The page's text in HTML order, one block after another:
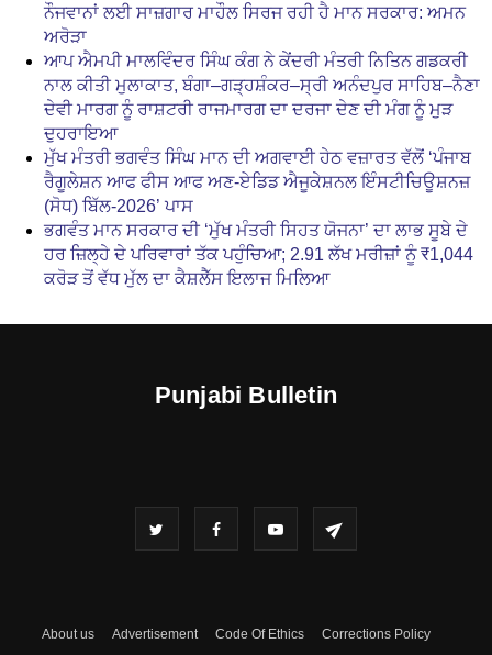
ਨੌਜਵਾਨਾਂ ਲਈ ਸਾਜ਼ਗਾਰ ਮਾਹੌਲ ਸਿਰਜ ਰਹੀ ਹੈ ਮਾਨ ਸਰਕਾਰ: ਅਮਨ
ਅਰੋੜਾ
ਆਪ ਐਮਪੀ ਮਾਲਵਿੰਦਰ ਸਿੰਘ ਕੰਗ ਨੇ ਕੇਂਦਰੀ ਮੰਤਰੀ ਨਿਤਿਨ ਗਡਕਰੀ
ਨਾਲ ਕੀਤੀ ਮੁਲਾਕਾਤ, ਬੰਗਾ–ਗੜ੍ਹਸ਼ੰਕਰ–ਸ੍ਰੀ ਅਨੰਦਪੁਰ ਸਾਹਿਬ–ਨੈਣਾ
ਦੇਵੀ ਮਾਰਗ ਨੂੰ ਰਾਸ਼ਟਰੀ ਰਾਜਮਾਰਗ ਦਾ ਦਰਜਾ ਦੇਣ ਦੀ ਮੰਗ ਨੂੰ ਮੁੜ
ਦੁਹਰਾਇਆ
ਮੁੱਖ ਮੰਤਰੀ ਭਗਵੰਤ ਸਿੰਘ ਮਾਨ ਦੀ ਅਗਵਾਈ ਹੇਠ ਵਜ਼ਾਰਤ ਵੱਲੋਂ ‘ਪੰਜਾਬ
ਰੈਗੂਲੇਸ਼ਨ ਆਫ ਫੀਸ ਆਫ ਅਣ-ਏਡਿਡ ਐਜੂਕੇਸ਼ਨਲ ਇੰਸਟੀਚਿਊਸ਼ਨਜ਼
(ਸੋਧ) ਬਿੱਲ-2026’ ਪਾਸ
ਭਗਵੰਤ ਮਾਨ ਸਰਕਾਰ ਦੀ ‘ਮੁੱਖ ਮੰਤਰੀ ਸਿਹਤ ਯੋਜਨਾ’ ਦਾ ਲਾਭ ਸੂਬੇ ਦੇ
ਹਰ ਜ਼ਿਲ੍ਹੇ ਦੇ ਪਰਿਵਾਰਾਂ ਤੱਕ ਪਹੁੰਚਿਆ; 2.91 ਲੱਖ ਮਰੀਜ਼ਾਂ ਨੂੰ ₹1,044
ਕਰੋੜ ਤੋਂ ਵੱਧ ਮੁੱਲ ਦਾ ਕੈਸ਼ਲੈੱਸ ਇਲਾਜ ਮਿਲਿਆ
Punjabi Bulletin
About us Advertisement Code Of Ethics Corrections Policy